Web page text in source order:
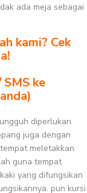
ada meja sebagai
kami? Cek
ke
diperlukan
juga dengan
meletakkan
guna tempat
yang difungsikan
pun kursi